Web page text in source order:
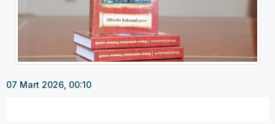
07 Mart 2026, 00:10